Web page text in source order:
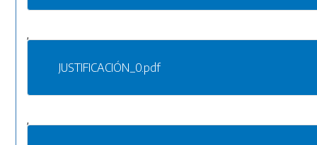
,
JUSTIFICACIÓN_0.pdf
,